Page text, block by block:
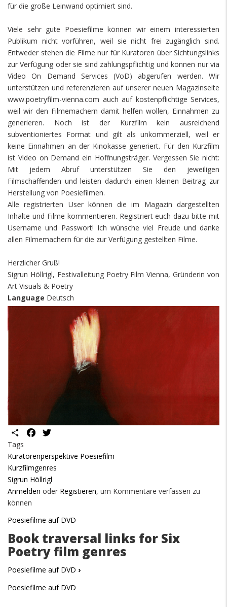
für die große Leinwand optimiert sind.
Viele sehr gute Poesiefilme können wir einem interessierten
Publikum nicht vorführen, weil sie nicht frei zugänglich sind.
Entweder stehen die Filme nur für Kuratoren über Sichtungslinks
zur Verfügung oder sie sind zahlungspflichtig und können nur via
Video On Demand Services (VoD) abgerufen werden. Wir
unterstützen und referenzieren auf unserer neuen Magazinseite
www.poetryfilm-vienna.com auch auf kostenpflichtige Services,
weil wir den Filmemachern damit helfen wollen, Einnahmen zu
generieren. Noch ist der Kurzfilm kein ausreichend
subventioniertes Format und gilt als unkommerziell, weil er
keine Einnahmen an der Kinokasse generiert. Für den Kurzfilm
ist Video on Demand ein Hoffnungsträger. Vergessen Sie nicht:
Mit jedem Abruf unterstützen Sie den jeweiligen
Filmschaffenden und leisten dadurch einen kleinen Beitrag zur
Herstellung von Poesiefilmen.
Alle registrierten User können die im Magazin dargestellten
Inhalte und Filme kommentieren. Registriert euch dazu bitte mit
Username und Passwort! Ich wünsche viel Freude und danke
allen Filmemachern für die zur Verfügung gestellten Filme.
Herzlicher Gruß!
Sigrun Höllrigl, Festivalleitung Poetry Film Vienna, Gründerin von
Art Visuals & Poetry
Language Deutsch
ShareFacebook
Tags
Kuratorenperspektive Poesiefilm
Kurzfilmgenres
Sigrun Höllrigl
Anmelden oder Registieren, um Kommentare verfassen zu
können
Poesiefilme auf DVD
Book traversal links for Six
Poetry film genres
Poesiefilme auf DVD ›
Poesiefilme auf DVD